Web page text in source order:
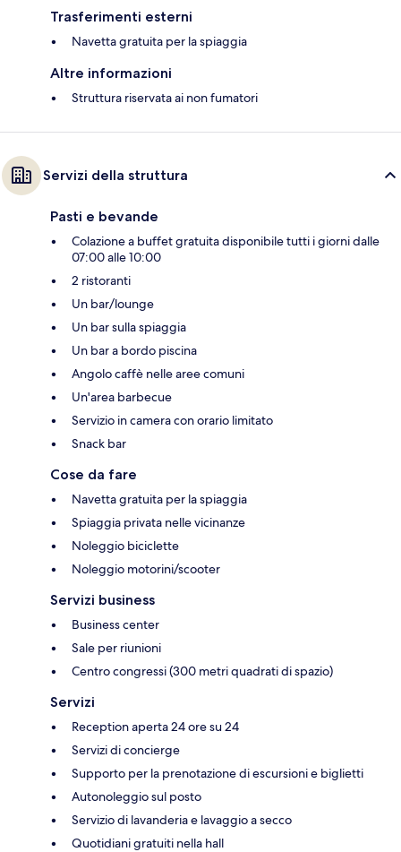
Trasferimenti esterni
Navetta gratuita per la spiaggia
Altre informazioni
Struttura riservata ai non fumatori
Servizi della struttura
Pasti e bevande
Colazione a buffet gratuita disponibile tutti i giorni dalle
07:00 alle 10:00
2 ristoranti
Un bar/lounge
Un bar sulla spiaggia
Un bar a bordo piscina
Angolo caffè nelle aree comuni
Un'area barbecue
Servizio in camera con orario limitato
Snack bar
Cose da fare
Navetta gratuita per la spiaggia
Spiaggia privata nelle vicinanze
Noleggio biciclette
Noleggio motorini/scooter
Servizi business
Business center
Sale per riunioni
Centro congressi (300 metri quadrati di spazio)
Servizi
Reception aperta 24 ore su 24
Servizi di concierge
Supporto per la prenotazione di escursioni e biglietti
Autonoleggio sul posto
Servizio di lavanderia e lavaggio a secco
Quotidiani gratuiti nella hall